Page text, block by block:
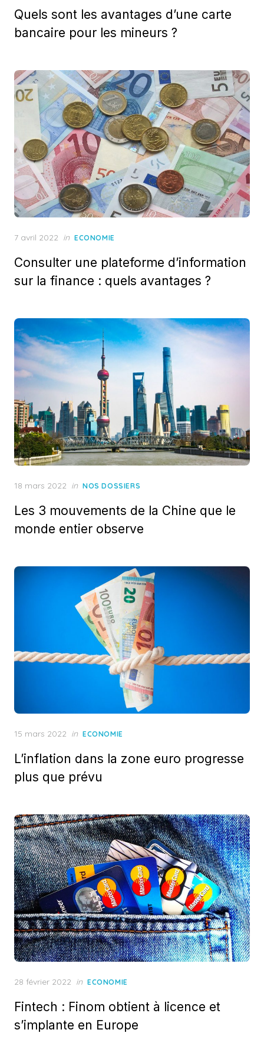
Quels sont les avantages d’une carte
bancaire pour les mineurs ?
Posted
7 avril 2022 in ECONOMIE
Consulter une plateforme d’information
sur la finance : quels avantages ?
Posted
18 mars 2022 in NOS DOSSIERS
Les 3 mouvements de la Chine que le
monde entier observe
Posted
15 mars 2022 in ECONOMIE
L’inflation dans la zone euro progresse
plus que prévu
Posted
28 février 2022 in ECONOMIE
Fintech : Finom obtient à licence et
s’implante en Europe